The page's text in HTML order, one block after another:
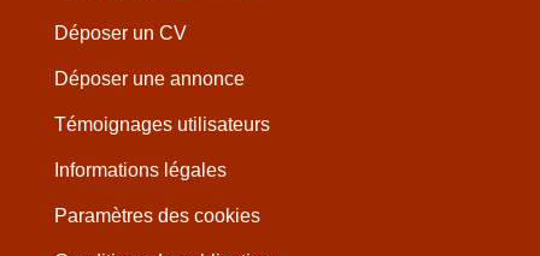
Déposer un CV
Déposer une annonce
Témoignages utilisateurs
Informations légales
Paramètres des cookies